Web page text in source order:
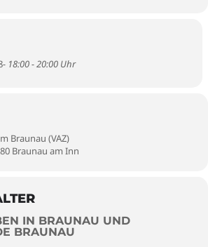
- 18:00 - 20:00 Uhr
Braunau (VAZ)
Braunau am Inn
IN BRAUNAU UND
BRAUNAU